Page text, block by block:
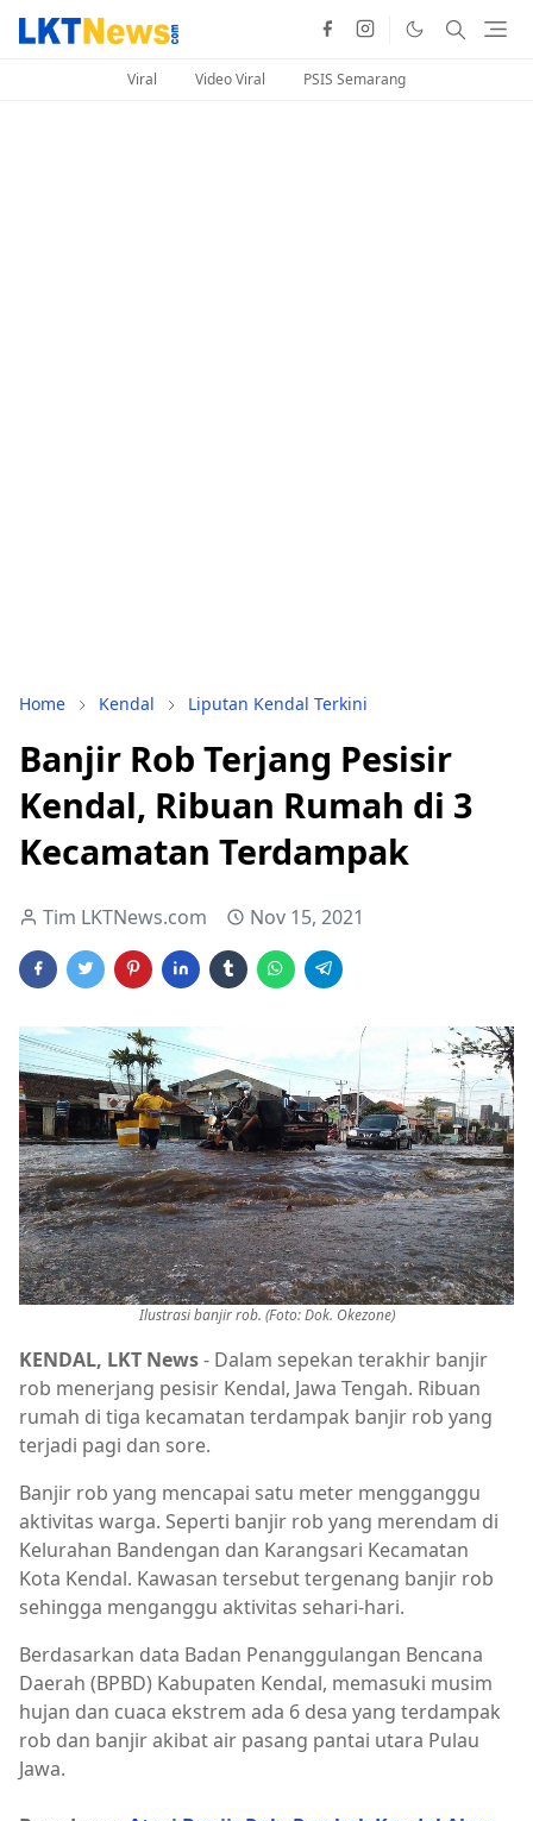
Viral Video Viral PSIS Semarang
Home Kendal Liputan Kendal Terkini
Banjir Rob Terjang Pesisir
Kendal, Ribuan Rumah di 3
Kecamatan Terdampak
Tim LKTNews.com Nov 15, 2021
Ilustrasi banjir rob. (Foto: Dok. Okezone)
KENDAL, LKT News- Dalam sepekan terakhir banjir
rob menerjang pesisir Kendal, Jawa Tengah. Ribuan
rumah di tiga kecamatan terdampak banjir rob yang
terjadi pagi dan sore.
Banjir rob yang mencapai satu meter mengganggu
aktivitas warga. Seperti banjir rob yang merendam di
Kelurahan Bandengan dan Karangsari Kecamatan
Kota Kendal. Kawasan tersebut tergenang banjir rob
sehingga menganggu aktivitas sehari-hari.
Berdasarkan data Badan Penanggulangan Bencana
Daerah (BPBD) Kabupaten Kendal, memasuki musim
hujan dan cuaca ekstrem ada 6 desa yang terdampak
rob dan banjir akibat air pasang pantai utara Pulau
Jawa.